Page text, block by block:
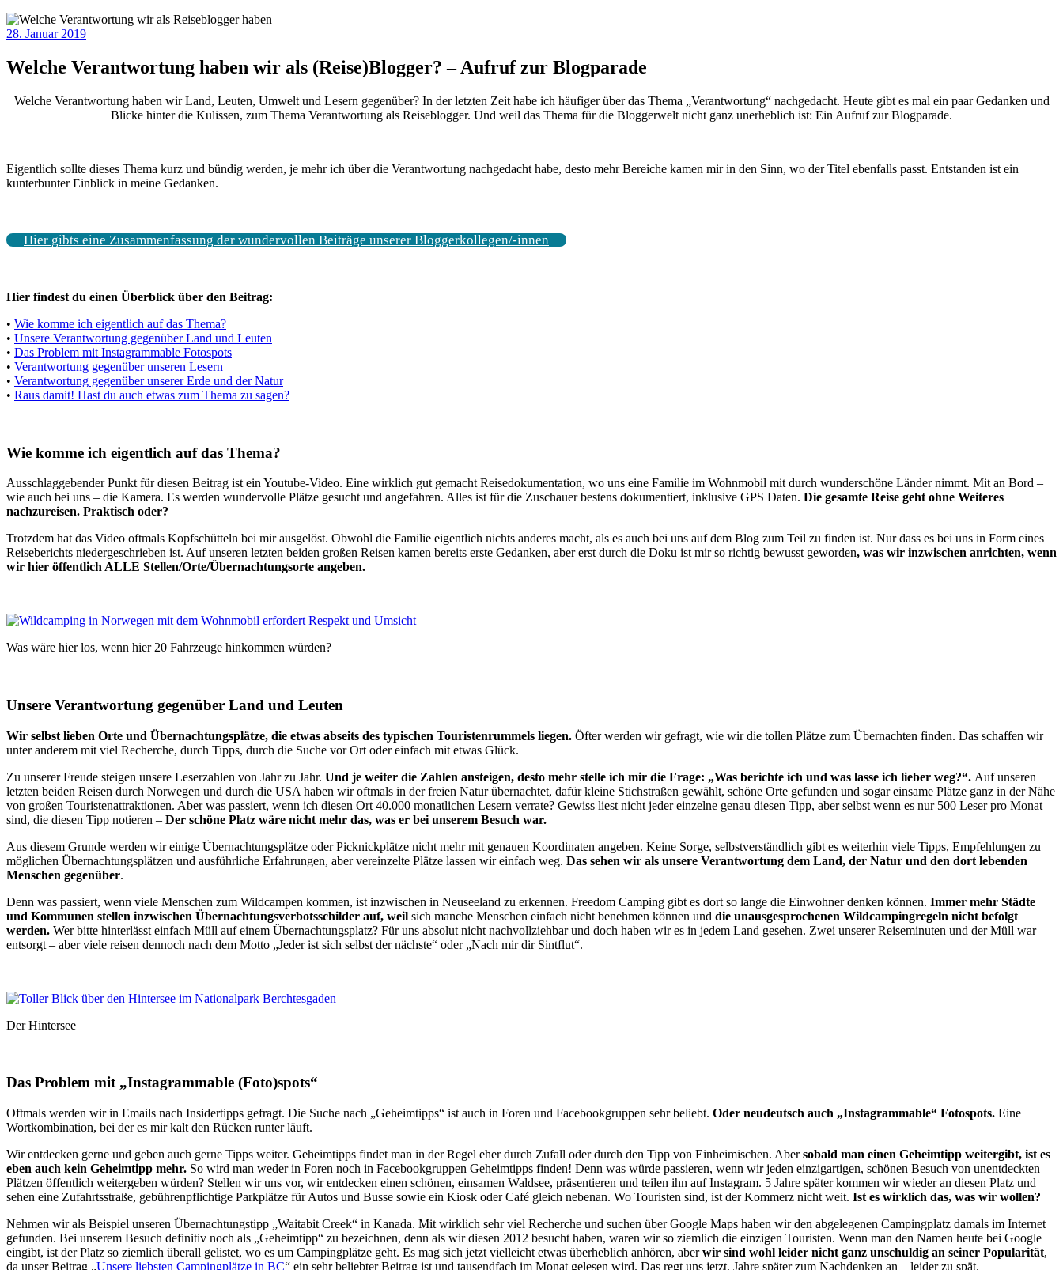
28. Januar 2019
Welche Verantwortung haben wir als (Reise)Blogger? – Aufruf zur Blogparade
Welche Verantwortung haben wir Land, Leuten, Umwelt und Lesern gegenüber? In der letzten Zeit habe ich häufiger über das Thema „Verantwortung“ nachgedacht. Heute gibt es mal ein paar Gedanken und
Blicke hinter die Kulissen, zum Thema Verantwortung als Reiseblogger. Und weil das Thema für die Bloggerwelt nicht ganz unerheblich ist: Ein Aufruf zur Blogparade.
Eigentlich sollte dieses Thema kurz und bündig werden, je mehr ich über die Verantwortung nachgedacht habe, desto mehr Bereiche kamen mir in den Sinn, wo der Titel ebenfalls passt. Entstanden ist ein
kunterbunter Einblick in meine Gedanken.
Hier gibts eine Zusammenfassung der wundervollen Beiträge unserer Bloggerkollegen/-innen
Hier findest du einen Überblick über den Beitrag:
• Wie komme ich eigentlich auf das Thema?
• Unsere Verantwortung gegenüber Land und Leuten
• Das Problem mit Instagrammable Fotospots
• Verantwortung gegenüber unseren Lesern
• Verantwortung gegenüber unserer Erde und der Natur
• Raus damit! Hast du auch etwas zum Thema zu sagen?
Wie komme ich eigentlich auf das Thema?
Ausschlaggebender Punkt für diesen Beitrag ist ein Youtube-Video. Eine wirklich gut gemacht Reisedokumentation, wo uns eine Familie im Wohnmobil mit durch wunderschöne Länder nimmt. Mit an Bord –
wie auch bei uns – die Kamera. Es werden wundervolle Plätze gesucht und angefahren. Alles ist für die Zuschauer bestens dokumentiert, inklusive GPS Daten. Die gesamte Reise geht ohne Weiteres
nachzureisen. Praktisch oder?
Trotzdem hat das Video oftmals Kopfschütteln bei mir ausgelöst. Obwohl die Familie eigentlich nichts anderes macht, als es auch bei uns auf dem Blog zum Teil zu finden ist. Nur dass es bei uns in Form eines
Reiseberichts niedergeschrieben ist. Auf unseren letzten beiden großen Reisen kamen bereits erste Gedanken, aber erst durch die Doku ist mir so richtig bewusst geworden, was wir inzwischen anrichten, wenn
wir hier öffentlich ALLE Stellen/Orte/Übernachtungsorte angeben.
Was wäre hier los, wenn hier 20 Fahrzeuge hinkommen würden?
Unsere Verantwortung gegenüber Land und Leuten
Wir selbst lieben Orte und Übernachtungsplätze, die etwas abseits des typischen Touristenrummels liegen. Öfter werden wir gefragt, wie wir die tollen Plätze zum Übernachten finden. Das schaffen wir
unter anderem mit viel Recherche, durch Tipps, durch die Suche vor Ort oder einfach mit etwas Glück.
Zu unserer Freude steigen unsere Leserzahlen von Jahr zu Jahr. Und je weiter die Zahlen ansteigen, desto mehr stelle ich mir die Frage: „Was berichte ich und was lasse ich lieber weg?“. Auf unseren
letzten beiden Reisen durch Norwegen und durch die USA haben wir oftmals in der freien Natur übernachtet, dafür kleine Stichstraßen gewählt, schöne Orte gefunden und sogar einsame Plätze ganz in der Nähe
von großen Touristenattraktionen. Aber was passiert, wenn ich diesen Ort 40.000 monatlichen Lesern verrate? Gewiss liest nicht jeder einzelne genau diesen Tipp, aber selbst wenn es nur 500 Leser pro Monat
sind, die diesen Tipp notieren – Der schöne Platz wäre nicht mehr das, was er bei unserem Besuch war.
Aus diesem Grunde werden wir einige Übernachtungsplätze oder Picknickplätze nicht mehr mit genauen Koordinaten angeben. Keine Sorge, selbstverständlich gibt es weiterhin viele Tipps, Empfehlungen zu
möglichen Übernachtungsplätzen und ausführliche Erfahrungen, aber vereinzelte Plätze lassen wir einfach weg. Das sehen wir als unsere Verantwortung dem Land, der Natur und den dort lebenden
Menschen gegenüber.
Denn was passiert, wenn viele Menschen zum Wildcampen kommen, ist inzwischen in Neuseeland zu erkennen. Freedom Camping gibt es dort so lange die Einwohner denken können. Immer mehr Städte
und Kommunen stellen inzwischen Übernachtungsverbotsschilder auf, weil sich manche Menschen einfach nicht benehmen können und die unausgesprochenen Wildcampingregeln nicht befolgt
werden. Wer bitte hinterlässt einfach Müll auf einem Übernachtungsplatz? Für uns absolut nicht nachvollziehbar und doch haben wir es in jedem Land gesehen. Zwei unserer Reiseminuten und der Müll war
entsorgt – aber viele reisen dennoch nach dem Motto „Jeder ist sich selbst der nächste“ oder „Nach mir dir Sintflut“.
Der Hintersee
Das Problem mit „Instagrammable (Foto)spots“
Oftmals werden wir in Emails nach Insidertipps gefragt. Die Suche nach „Geheimtipps“ ist auch in Foren und Facebookgruppen sehr beliebt. Oder neudeutsch auch „Instagrammable“ Fotospots. Eine
Wortkombination, bei der es mir kalt den Rücken runter läuft.
Wir entdecken gerne und geben auch gerne Tipps weiter. Geheimtipps findet man in der Regel eher durch Zufall oder durch den Tipp von Einheimischen. Abersobald man einen Geheimtipp weitergibt, ist es
eben auch kein Geheimtipp mehr. So wird man weder in Foren noch in Facebookgruppen Geheimtipps finden! Denn was würde passieren, wenn wir jeden einzigartigen, schönen Besuch von unentdeckten
Plätzen öffentlich weitergeben würden? Stellen wir uns vor, wir entdecken einen schönen, einsamen Waldsee, präsentieren und teilen ihn auf Instagram. 5 Jahre später kommen wir wieder an diesen Platz und
sehen eine Zufahrtsstraße, gebührenpflichtige Parkplätze für Autos und Busse sowie ein Kiosk oder Café gleich nebenan. Wo Touristen sind, ist der Kommerz nicht weit. Ist es wirklich das, was wir wollen?
Nehmen wir als Beispiel unseren Übernachtungstipp „Waitabit Creek“ in Kanada. Mit wirklich sehr viel Recherche und suchen über Google Maps haben wir den abgelegenen Campingplatz damals im Internet
gefunden. Bei unserem Besuch definitiv noch als „Geheimtipp“ zu bezeichnen, denn als wir diesen 2012 besucht haben, waren wir so ziemlich die einzigen Touristen. Wenn man den Namen heute bei Google
eingibt, ist der Platz so ziemlich überall gelistet, wo es um Campingplätze geht. Es mag sich jetzt vielleicht etwas überheblich anhören, aberwir sind wohl leider nicht ganz unschuldig an seiner Popularität,
da unser Beitrag „Unsere liebsten Campingplätze in BC“ ein sehr beliebter Beitrag ist und tausendfach im Monat gelesen wird. Das regt uns jetzt, Jahre später zum Nachdenken an – leider zu spät.